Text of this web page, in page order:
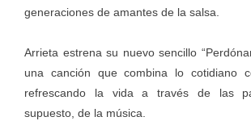
generaciones de amantes de la salsa.
Arrieta estrena su nuevo sencillo
una canción que combina lo cotidiano
refrescando la vida a través de las
supuesto, de la música.